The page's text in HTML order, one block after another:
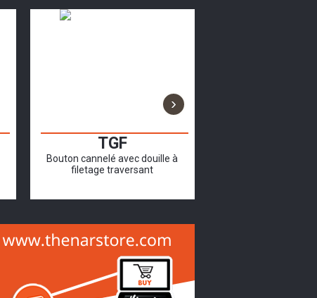
TGF
Bouton cannelé avec douille à
filetage traversant
›